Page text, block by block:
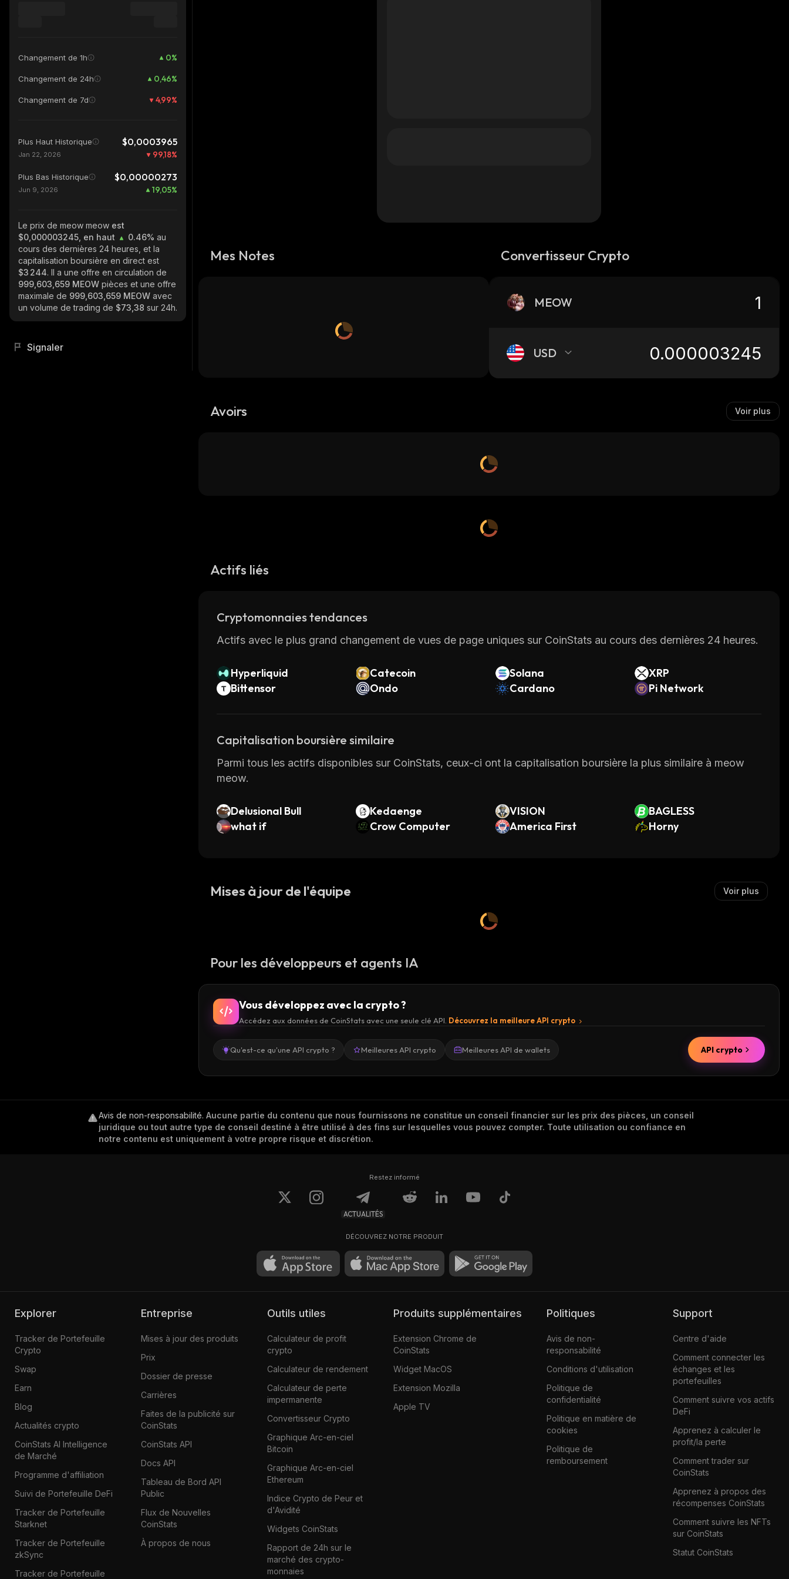
Changement de 1h 0%
Changement de 24h 0,46%
Changement de 7d 4,99%
Plus Haut Historique $0,0003965
Jan 22, 2026 99,18%
Plus Bas Historique $0,00000273
Jun 9, 2026 19,05%
Le prix de meow meow est
$0,000003245, en haut
0.46% au
cours des dernières 24 heures, et la
capitalisation boursière en direct est
$3 244. Il a une offre en circulation de
999,603,659 MEOW pièces et une offre
maximale de 999,603,659 MEOW avec
un volume de trading de $73,38 sur 24h.
Signaler
Mes Notes Convertisseur Crypto
MEOW
USD
Avoirs Voir plus
Actifs liés
Cryptomonnaies tendances
Actifs avec le plus grand changement de vues de page uniques sur CoinStats au cours des dernières 24 heures.
Hyperliquid Catecoin Solana
XRP
Bittensor
Ondo Cardano Pi Network
Capitalisation boursière similaire
Parmi tous les actifs disponibles sur CoinStats, ceux-ci ont la capitalisation boursière la plus similaire à meow
meow.
Delusional Bull Kedaenge VISION
BAGLESS
what if
Crow Computer America First Horny
Mises à jour de l'équipe Voir plus
Pour les développeurs et agents IA
Vous développez avec la crypto ?
Accédez aux données de CoinStats avec une seule clé API. Découvrez la meilleure API crypto
Qu'est-ce qu'une API crypto ? Meilleures API crypto Meilleures API de wallets API crypto
Avis de non-responsabilité. Aucune partie du contenu que nous fournissons ne constitue un conseil financier sur les prix des pièces, un conseil
juridique ou tout autre type de conseil destiné à être utilisé à des fins sur lesquelles vous pouvez compter. Toute utilisation ou confiance en
notre contenu est uniquement à votre propre risque et discrétion.
Restez informé
ACTUALITÉS
DÉCOUVREZ NOTRE PRODUIT
Explorer
Tracker de Portefeuille
Crypto
Swap
Earn
Blog
Actualités crypto
CoinStats AI Intelligence
de Marché
Programme d'affiliation
Suivi de Portefeuille DeFi
Tracker de Portefeuille
Starknet
Tracker de Portefeuille
zkSync
Tracker de Portefeuille
Entreprise
Mises à jour des produits
Prix
Dossier de presse
Carrières
Faites de la publicité sur
CoinStats
CoinStats API
Docs API
Tableau de Bord API
Public
Flux de Nouvelles
CoinStats
À propos de nous
Outils utiles
Calculateur de profit
crypto
Calculateur de rendement
Calculateur de perte
impermanente
Convertisseur Crypto
Graphique Arc-en-ciel
Bitcoin
Graphique Arc-en-ciel
Ethereum
Indice Crypto de Peur et
d'Avidité
Widgets CoinStats
Rapport de 24h sur le
marché des crypto-
monnaies
Produits supplémentaires
Extension Chrome de
CoinStats
Widget MacOS
Extension Mozilla
Apple TV
Politiques
Avis de non-
responsabilité
Conditions d'utilisation
Politique de
confidentialité
Politique en matière de
cookies
Politique de
remboursement
Support
Centre d'aide
Comment connecter les
échanges et les
portefeuilles
Comment suivre vos actifs
DeFi
Apprenez à calculer le
profit/la perte
Comment trader sur
CoinStats
Apprenez à propos des
récompenses CoinStats
Comment suivre les NFTs
sur CoinStats
Statut CoinStats